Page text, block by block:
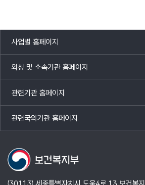
사업별 홈페이지
목록
열기
외청 및 소속기관 홈페이지
목록
열기
관련기관 홈페이지
목록
열기
관련국외기관 홈페이지
목록
열기
(30113) 세종특별자치시 도움4로 13 보건복